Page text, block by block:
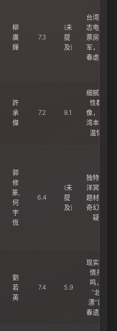
柳
廣
輝
7.3
(未
提
及)
台湾同
志电影
票房冠
军，青
春虐恋
許
承
傑
7.2 8.1
细腻女
性群
像，台
湾本土
温情
郭
修
篆,
何
宇
恆
6.4
(未
提
及)
独特南
洋冥婚
题材，
奇幻悬
疑
劉
若
英
7.4 5.9
现实爱
情共
鸣，
“北
漂"青
春遗憾